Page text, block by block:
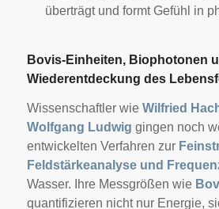
überträgt und formt Gefühl in
Bovis-Einheiten, Biophotonen
Wiederentdeckung des
Wissenschaftler wie Wilfried
Wolfgang Ludwig gingen noch
entwickelten Verfahren zur
Feldstärkeanalyse und
Wasser. Ihre Messgrößen wie
quantifizieren nicht nur Energie,